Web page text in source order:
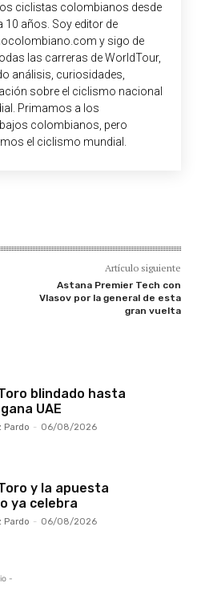
ciclistas colombianos desde
10 años. Soy editor de
y sigo de
las carreras de WorldTour,
análisis, curiosidades,
sobre el ciclismo nacional
Primamos a los
colombianos, pero
el ciclismo mundial.
Artículo siguiente
Astana Premier Tech con
Vlasov por la general de esta
gran vuelta
blindado hasta
UAE
Pardo - 06/08/2026
y la apuesta
ya celebra
Pardo - 06/08/2026
-